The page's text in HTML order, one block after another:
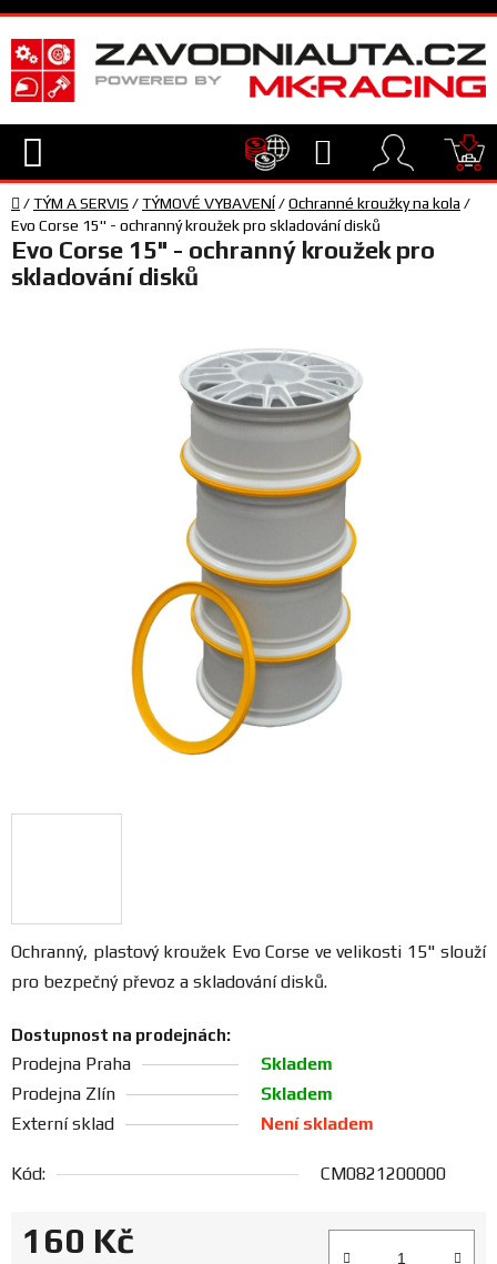
Přejít
na
obsah
Hledat
TECHNIKA
VYBAVENÍ
a
katalogy
Domů
/TÝM A SERVIS /TÝMOVÉ VYBAVENÍ/Ochranné kroužky na kola /
Evo Corse 15" - ochranný kroužek pro skladování disků
Ochranný, plastový kroužek Evo Corse ve velikosti 15" slouží
pro bezpečný převoz a skladování disků.
Dostupnost na prodejnách:
Prodejna Zlín Skladem
Prodejna Praha Skladem
Externí sklad Není skladem
Kód: CM0821200000
160 Kč
Evo Corse 15" - ochranný kroužek pro
skladování disků